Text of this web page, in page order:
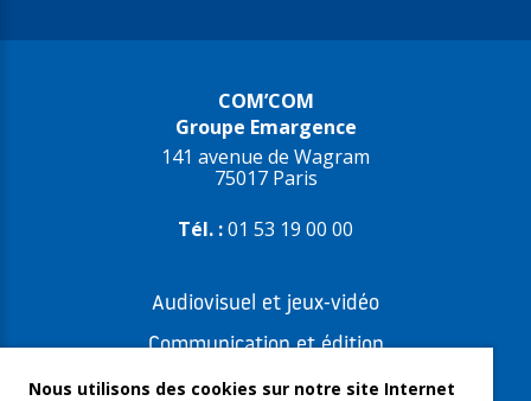
COM’COM
Groupe Emargence
141 avenue de Wagram
75017 Paris
Tél. :01 53 19 00 00
Audiovisuel et jeux-vidéo
Communication et édition
Freelances et artistes-auteurs
Nous utilisons des cookies sur notre site Internet